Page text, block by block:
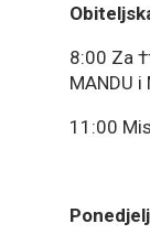
8:00 Za
MANDU
11:00